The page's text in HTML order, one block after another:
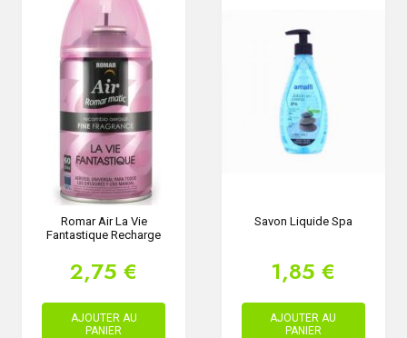
Romar Air La Vie
Fantastique Recharge
2,75 €
AJOUTER AU
PANIER
Savon Liquide Spa
1,85 €
AJOUTER AU
PANIER